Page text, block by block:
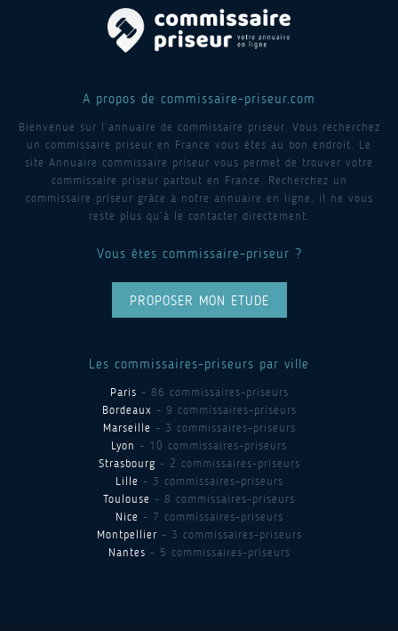
A propos de commissaire-priseur.com
Bienvenue sur l’annuaire de commissaire priseur. Vous recherchez
un commissaire priseur en France vous êtes au bon endroit. Le
site Annuaire commissaire priseur vous permet de trouver votre
commissaire priseur partout en France. Recherchez un
commissaire priseur grâce à notre annuaire en ligne, il ne vous
reste plus qu’à le contacter directement.
Vous êtes commissaire-priseur ?
PROPOSER MON ETUDE
Les commissaires-priseurs par ville
Paris - 86 commissaires-priseurs
Bordeaux - 9 commissaires-priseurs
Marseille - 3 commissaires-priseurs
Lyon - 10 commissaires-priseurs
Strasbourg - 2 commissaires-priseurs
Lille - 3 commissaires-priseurs
Toulouse - 8 commissaires-priseurs
Nice - 7 commissaires-priseurs
Montpellier - 3 commissaires-priseurs
Nantes - 5 commissaires-priseurs